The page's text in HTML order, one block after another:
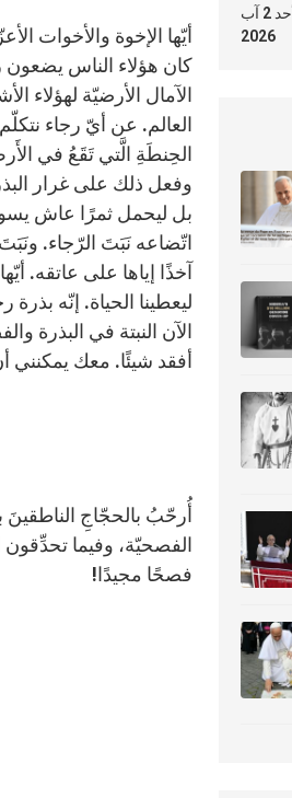
أيّها الإخوة والأخوات
كان هؤلاء الناس
الآمال الأرضيّة
العالم. عن أيّ رجاء
الحِنطَةِ الَّتي تَقَعُ في
وفعل ذلك على غرار
بل ليحمل ثمرًا عاش
اتّضاعه نَبَتَ الرّجاء.
آخذًا إياها على عاتقه.
ليعطينا الحياة. إنّه
الآن النبتة في البذرة
أفقد شيئًا. معك يمكنني
أُرحّبُ بالحجّاجِ الناطقينَ
الفصحيّة، وفيما تحدِّقون
فصحًا مجيدًا!
يوم الأحد 2 آب
2026